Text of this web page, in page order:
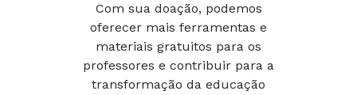
Com sua doação, podemos
oferecer mais ferramentas e
materiais gratuitos para os
professores e contribuir para a
transformação da educação